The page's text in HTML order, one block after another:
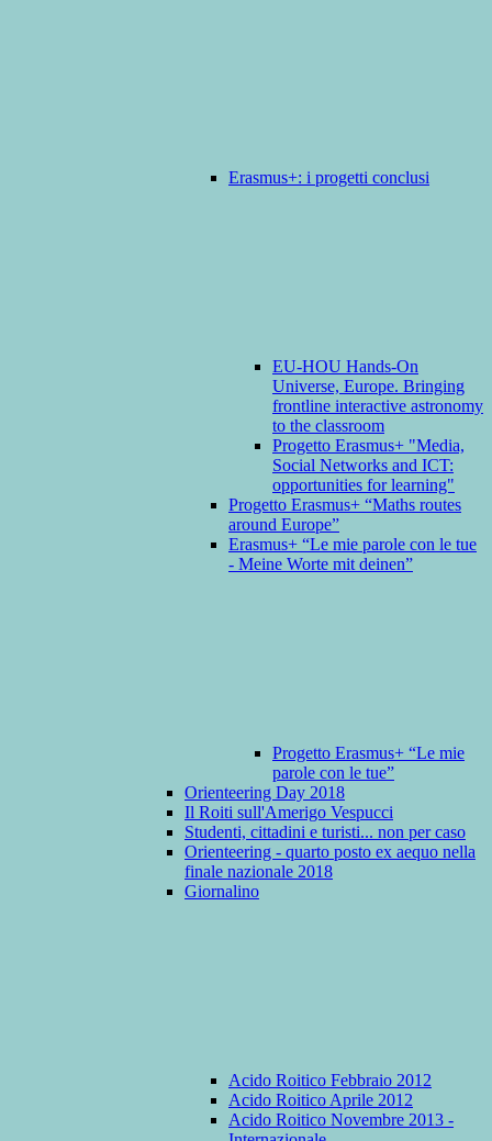
Erasmus+: i progetti conclusi
EU-HOU Hands-On
Universe, Europe. Bringing
frontline interactive astronomy
to the classroom
Progetto Erasmus+ "Media,
Social Networks and ICT:
opportunities for learning"
Progetto Erasmus+ “Maths routes
around Europe”
Erasmus+ “Le mie parole con le tue
- Meine Worte mit deinen”
Progetto Erasmus+ “Le mie
parole con le tue”
Orienteering Day 2018
Il Roiti sull'Amerigo Vespucci
Studenti, cittadini e turisti... non per caso
Orienteering - quarto posto ex aequo nella
finale nazionale 2018
Giornalino
Acido Roitico Febbraio 2012
Acido Roitico Aprile 2012
Acido Roitico Novembre 2013 -